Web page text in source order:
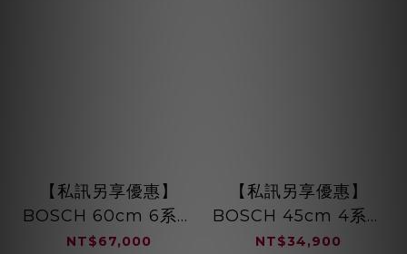
【私訊另享優惠】
BOSCH 60cm 6系列
全嵌式洗碗機 沸石烘
NT$67,000
【私訊另享優惠】
BOSCH 45cm 4系列
獨立式洗碗機 熱能交
NT$34,900